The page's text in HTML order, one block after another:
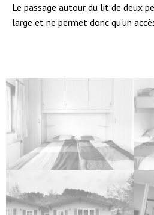
Le passage autour du lit de deux
large et ne permet donc qu'un